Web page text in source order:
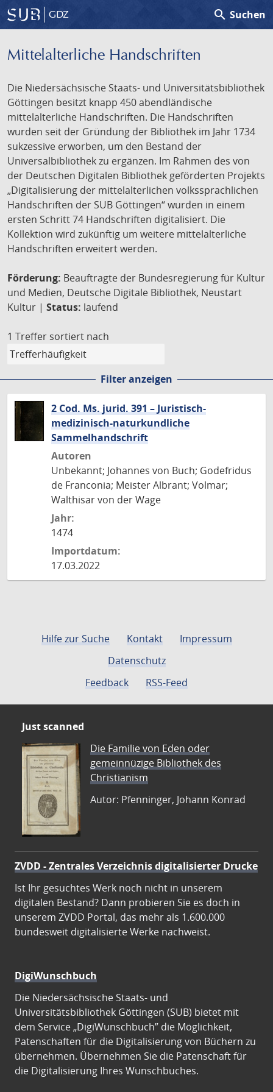
GDZ search Suchen
Mittelalterliche Handschriften
Die Niedersächsische Staats- und Universitätsbibliothek
Göttingen besitzt knapp 450 abendländische
mittelalterliche Handschriften. Die Handschriften
wurden seit der Gründung der Bibliothek im Jahr 1734
sukzessive erworben, um den Bestand der
Universalbibliothek zu ergänzen. Im Rahmen des von
der Deutschen Digitalen Bibliothek geförderten Projekts
„Digitalisierung der mittelalterlichen volkssprachlichen
Handschriften der SUB Göttingen“ wurden in einem
ersten Schritt 74 Handschriften digitalisiert. Die
Kollektion wird zukünftig um weitere mittelalterliche
Handschriften erweitert werden.
Förderung: Beauftragte der Bundesregierung für Kultur
und Medien, Deutsche Digitale Bibliothek, Neustart
Kultur | Status: laufend
1 Treffer sortiert nach
Filter anzeigen
2 Cod. Ms. jurid. 391 – Juristisch-
medizinisch-naturkundliche
Sammelhandschrift
Autoren
Unbekannt; Johannes von Buch; Godefridus
de Franconia; Meister Albrant; Volmar;
Walthisar von der Wage
Jahr:
1474
Importdatum:
17.03.2022
Hilfe zur Suche Kontakt
Impressum
Datenschutz
Feedback
RSS-Feed
Just scanned
Die Familie von Eden oder
gemeinnüzige Bibliothek des
Christianism
Autor: Pfenninger, Johann Konrad
ZVDD - Zentrales Verzeichnis digitalisierter Drucke
Ist Ihr gesuchtes Werk noch nicht in unserem
digitalen Bestand? Dann probieren Sie es doch in
unserem ZVDD Portal, das mehr als 1.600.000
bundesweit digitalisierte Werke nachweist.
DigiWunschbuch
Die Niedersächsische Staats- und
Universitätsbibliothek Göttingen (SUB) bietet mit
dem Service „DigiWunschbuch” die Möglichkeit,
Patenschaften für die Digitalisierung von Büchern zu
übernehmen. Übernehmen Sie die Patenschaft für
die Digitalisierung Ihres Wunschbuches.